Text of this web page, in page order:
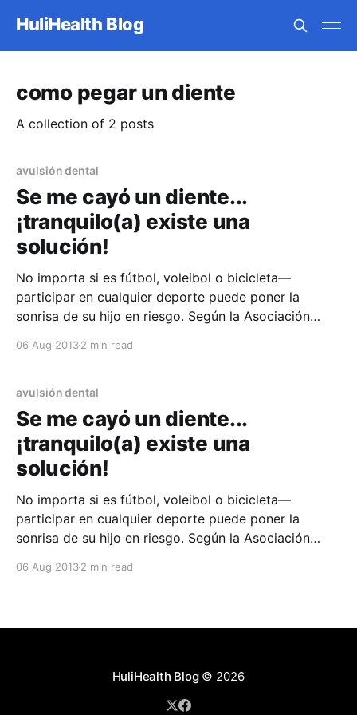
HuliHealth Blog
como pegar un diente
A collection of 2 posts
avulsión dental
Se me cayó un diente...
¡tranquilo(a) existe una
solución!
No importa si es fútbol, voleibol o bicicleta—
participar en cualquier deporte puede poner la
sonrisa de su hijo en riesgo. Según la Asociación
causadas por deportes son la causa número uno de
de un forma
06 Aug 20132 min read
avulsión dental
Se me cayó un diente...
¡tranquilo(a) existe una
solución!
No importa si es fútbol, voleibol o bicicleta—
participar en cualquier deporte puede poner la
sonrisa de su hijo en riesgo. Según la Asociación
causadas por deportes son la causa número uno de
06 Aug 20132 min read
HuliHealth Blog© 2026